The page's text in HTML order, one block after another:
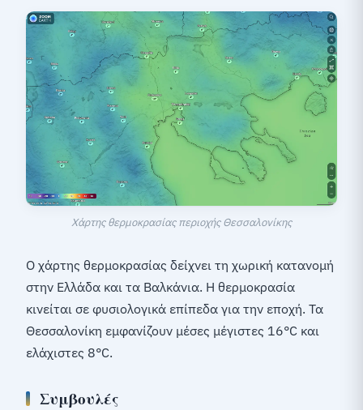
Χάρτης θερμοκρασίας περιοχής Θεσσαλονίκης
Ο χάρτης θερμοκρασίας δείχνει τη χωρική κατανομή
στην Ελλάδα και τα Βαλκάνια. Η θερμοκρασία
κινείται σε φυσιολογικά επίπεδα για την εποχή. Τα
Θεσσαλονίκη εμφανίζουν μέσες μέγιστες 16°C και
ελάχιστες 8°C.
Συμβουλές